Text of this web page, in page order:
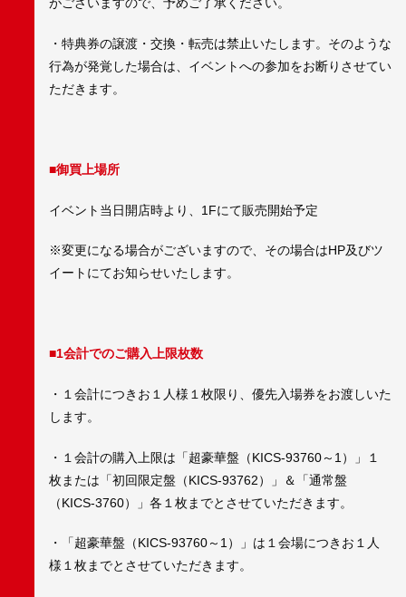
がございますので、予めご了承ください。
・特典券の譲渡・交換・転売は禁止いたします。そのような
行為が発覚した場合は、イベントへの参加をお断りさせてい
ただきます。
■御買上場所
イベント当日開店時より、1Fにて販売開始予定
※変更になる場合がございますので、その場合はHP及びツ
イートにてお知らせいたします。
■1会計でのご購入上限枚数
・１会計につきお１人様１枚限り、優先入場券をお渡しいた
します。
・１会計の購入上限は「超豪華盤（KICS-93760～1）」１
枚または「初回限定盤（KICS-93762）」＆「通常盤
（KICS-3760）」各１枚までとさせていただきます。
・「超豪華盤（KICS-93760～1）」は１会場につきお１人
様１枚までとさせていただきます。